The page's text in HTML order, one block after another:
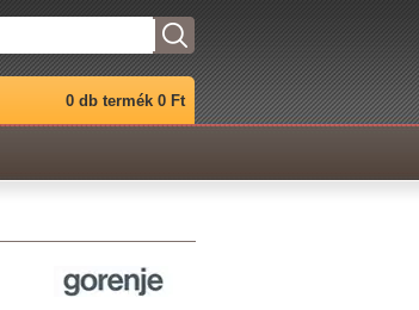
0 db termék 0 Ft